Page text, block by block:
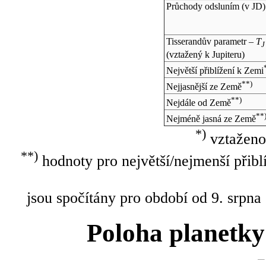
Průchody odsluním (v JD)
Tisserandův parametr – TJ
(vztažený k Jupiteru)
Největší přiblížení k Zemi
Nejjasnější ze Země**)
Nejdále od Země**)
Nejméně jasná ze Země**)
*)
**)hodnoty pro největší/nejmenší
jsou spočítány pro období od 9.
Poloha